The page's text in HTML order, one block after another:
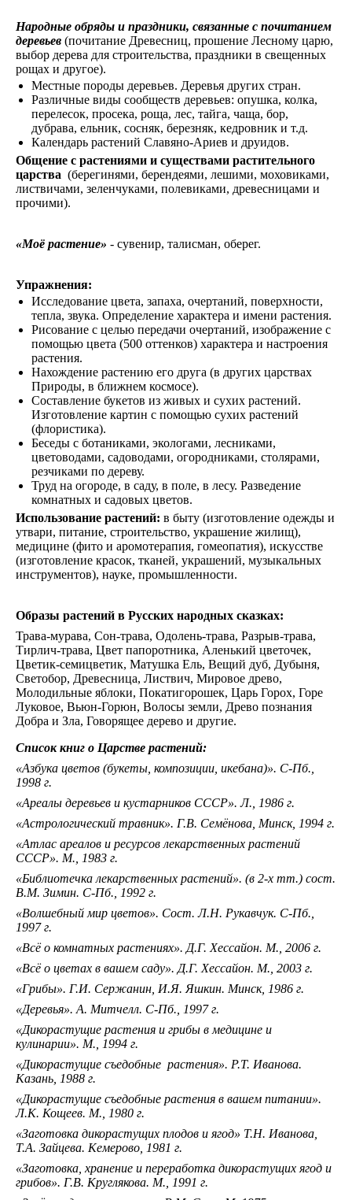
Народные обряды и праздники, связанные с почитанием
деревьев (почитание Древесниц, прошение Лесному царю,
выбор дерева для строительства, праздники в свещенных
рощах и другое).
Местные породы деревьев. Деревья других стран.
Различные виды сообществ деревьев: опушка, колка,
перелесок, просека, роща, лес, тайга, чаща, бор,
дубрава, ельник, сосняк, березняк, кедровник и т.д.
Календарь растений Славяно-Ариев и друидов.
Общение с растениями и существами растительного
царства (берегинями, берендеями, лешими, моховиками,
листвичами, зеленчуками, полевиками, древесницами и
прочими).
«Моё растение» - сувенир, талисман, оберег.
Упражнения:
Исследование цвета, запаха, очертаний, поверхности,
тепла, звука. Определение характера и имени растения.
Рисование с целью передачи очертаний, изображение с
помощью цвета (500 оттенков) характера и настроения
растения.
Нахождение растению его друга (в других царствах
Природы, в ближнем космосе).
Составление букетов из живых и сухих растений.
Изготовление картин с помощью сухих растений
(флористика).
Беседы с ботаниками, экологами, лесниками,
цветоводами, садоводами, огородниками, столярами,
резчиками по дереву.
Труд на огороде, в саду, в поле, в лесу. Разведение
комнатных и садовых цветов.
Использование растений: в быту (изготовление одежды и
утвари, питание, строительство, украшение жилищ),
медицине (фито и аромотерапия, гомеопатия), искусстве
(изготовление красок, тканей, украшений, музыкальных
инструментов), науке, промышленности.
Образы растений в Русских народных сказках:
Трава-мурава, Сон-трава, Одолень-трава, Разрыв-трава,
Тирлич-трава, Цвет папоротника, Аленький цветочек,
Цветик-семицветик, Матушка Ель, Вещий дуб, Дубыня,
Светобор, Древесница, Листвич, Мировое древо,
Молодильные яблоки, Покатигорошек, Царь Горох, Горе
Луковое, Вьюн-Горюн, Волосы земли, Древо познания
Добра и Зла, Говорящее дерево и другие.
Список книг о Царстве растений:
«Азбука цветов (букеты, композиции, икебана)». С-Пб.,
1998 г.
«Ареалы деревьев и кустарников СССР». Л., 1986 г.
«Астрологический травник». Г.В. Семёнова, Минск, 1994 г.
«Атлас ареалов и ресурсов лекарственных растений
СССР». М., 1983 г.
«Библиотечка лекарственных растений». (в 2-х тт.) сост.
В.М. Зимин. С-Пб., 1992 г.
«Волшебный мир цветов». Сост. Л.Н. Рукавчук. С-Пб.,
1997 г.
«Всё о комнатных растениях». Д.Г. Хессайон. М., 2006 г.
«Всё о цветах в вашем саду». Д.Г. Хессайон. М., 2003 г.
«Грибы». Г.И. Сержанин, И.Я. Яшкин. Минск, 1986 г.
«Деревья». А. Митчелл. С-Пб., 1997 г.
«Дикорастущие растения и грибы в медицине и
кулинарии». М., 1994 г.
«Дикорастущие съедобные растения». Р.Т. Иванова.
Казань, 1988 г.
«Дикорастущие съедобные растения в вашем питании».
Л.К. Кощеев. М., 1980 г.
«Заготовка дикорастущих плодов и ягод» Т.Н. Иванова,
Т.А. Зайцева. Кемерово, 1981 г.
«Заготовка, хранение и переработка дикорастущих ягод и
грибов». Г.В. Круглякова. М., 1991 г.